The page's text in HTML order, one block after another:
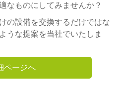
なものにしてみませんか？
の設備を交換するだけではな
うな提案を当社でいたしま
ページへ